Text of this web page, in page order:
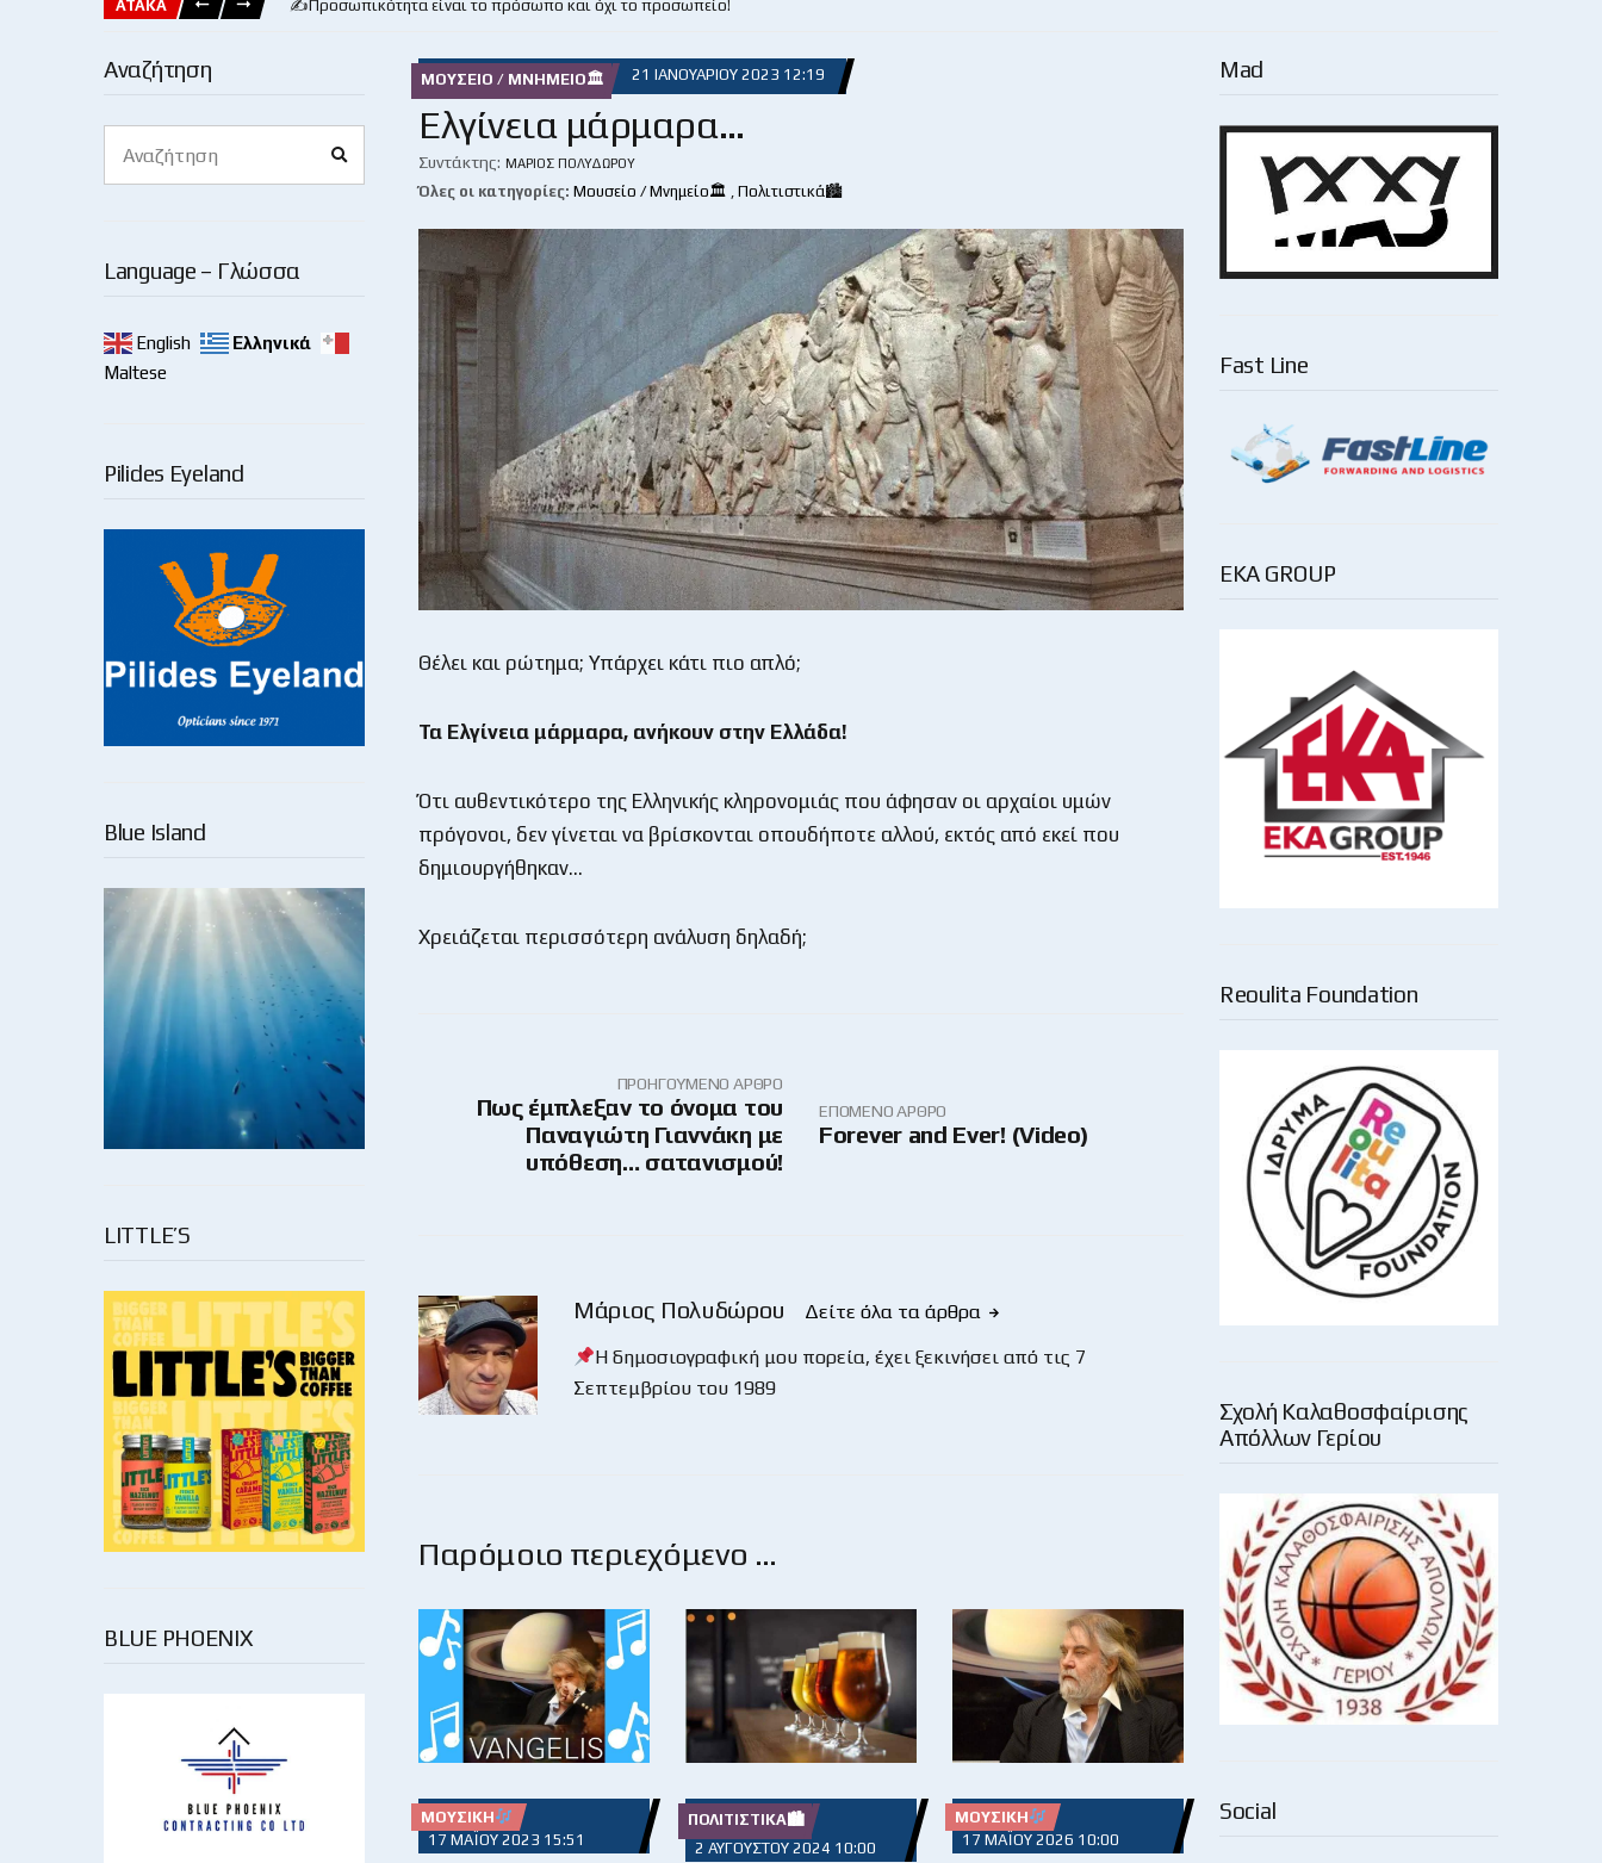
ΑΤΑΚΑ ✍️Προσωπικότητα είναι το πρόσωπο και όχι το προσωπείο!
Αναζήτηση
for:
Language – Γλώσσα
English
Ελληνικά
Maltese
Pilides Eyeland
Blue Island
LITTLE’S
BLUE PHOENIX
ΜΟΥΣΕΊΟ / ΜΝΗΜΕΊΟ🏛 21 ΙΑΝΟΥΑΡΊΟΥ 2023 12:19
Ελγίνεια μάρμαρα…
Συντάκτης: ΜΆΡΙΟΣ ΠΟΛΥΔΏΡΟΥ
Όλες οι κατηγορίες: Μουσείο / Μνημείο🏛 , Πολιτιστικά🏙
Θέλει και ρώτημα; Υπάρχει κάτι πιο απλό;
Τα Ελγίνεια μάρμαρα, ανήκουν στην Ελλάδα!
Ότι αυθεντικότερο της Ελληνικής κληρονομιάς που άφησαν οι αρχαίοι υμών
πρόγονοι, δεν γίνεται να βρίσκονται οπουδήποτε αλλού, εκτός από εκεί που
δημιουργήθηκαν…
Χρειάζεται περισσότερη ανάλυση δηλαδή;
ΠΡΟΗΓΟΎΜΕΝΟ ΆΡΘΡΟ
Πως έμπλεξαν το όνομα του
Παναγιώτη Γιαννάκη με
υπόθεση… σατανισμού!
ΕΠΌΜΕΝΟ ΆΡΘΡΟ
Forever and Ever! (Video)
Μάριος Πολυδώρου
Δείτε όλα τα άρθρα
Η δημοσιογραφική μου πορεία, έχει ξεκινήσει από τις 7
Σεπτεμβρίου του 1989
Παρόμοιο περιεχόμενο …
ΜΟΥΣΙΚΉ
17 ΜΑΪ́ΟΥ 2023 15:51
ΠΟΛΙΤΙΣΤΙΚΆ🏙
2 ΑΥΓΟΎΣΤΟΥ 2024 10:00
ΜΟΥΣΙΚΉ
17 ΜΑΪ́ΟΥ 2026 10:00
Mad
Fast Line
EKA GROUP
Reoulita Foundation
Σχολή Καλαθοσφαίρισης
Απόλλων Γερίου
Social